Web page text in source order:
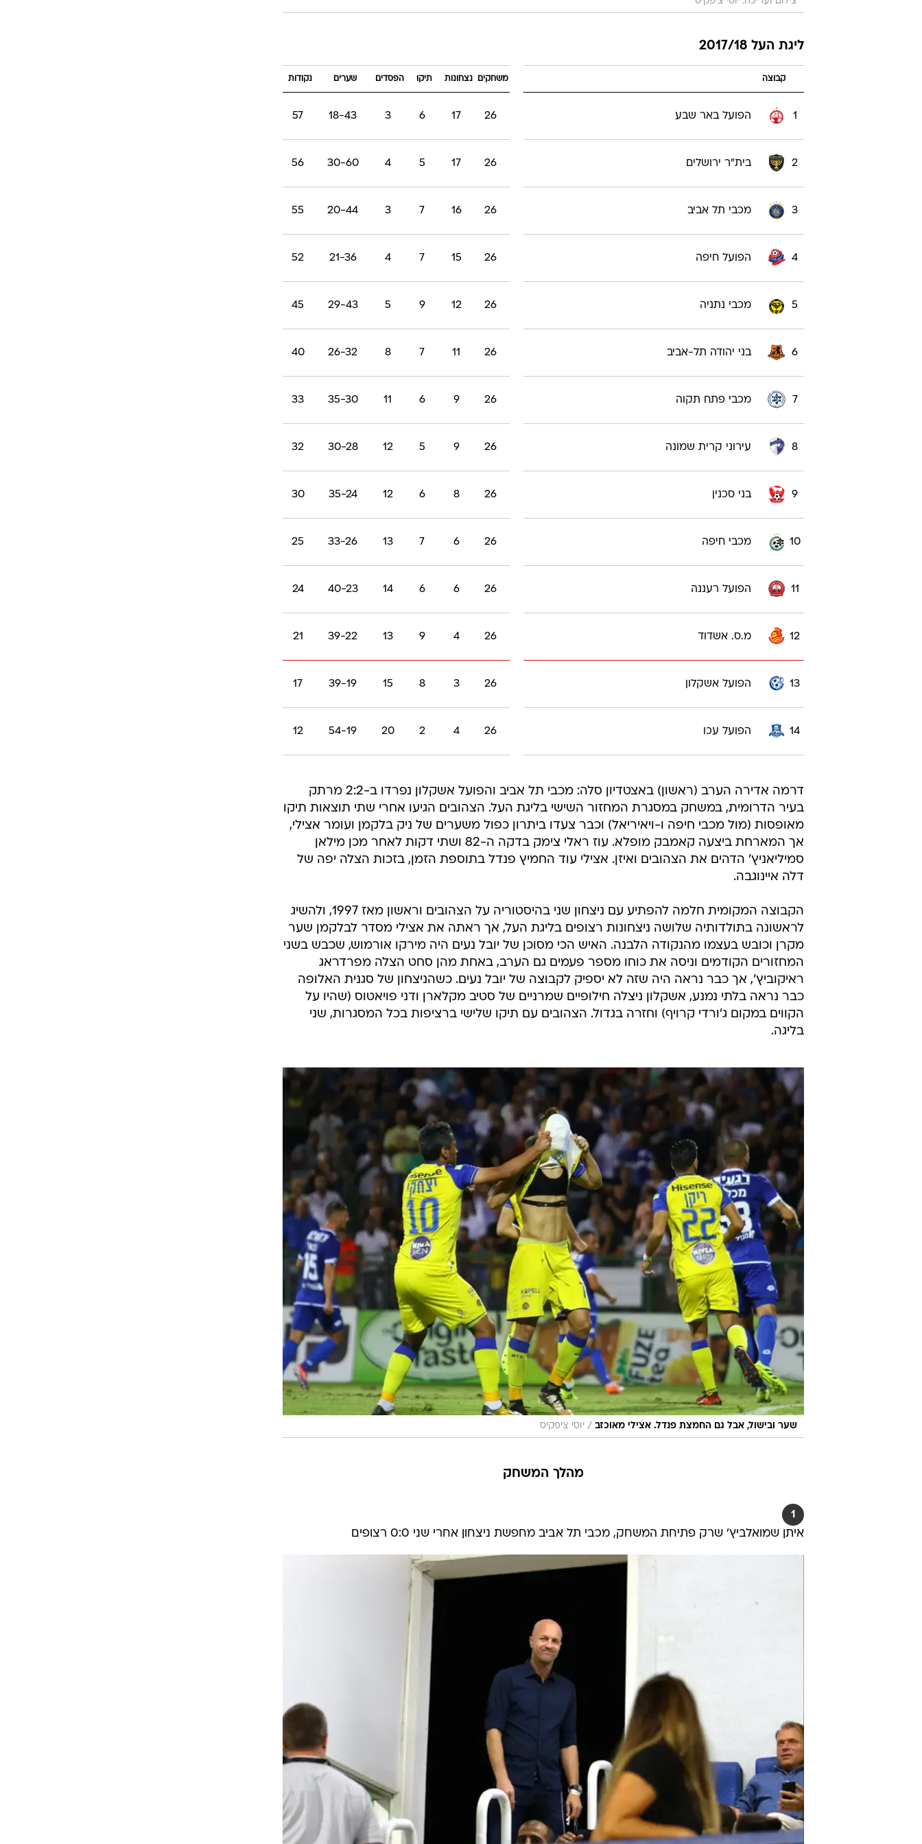
ליגת העל 2017/18
קבוצה משחקים נצחונות תיקו הפסדים שערים נקודות
1 הפועל באר שבע 26
17
6
3
18-43
57
2 בית"ר ירושלים 26
17
5
4
30-60
56
3 מכבי תל אביב 26
16
7
3
20-44
55
4 הפועל חיפה 26
15
7
4
21-36
52
5 מכבי נתניה 26
12
9
5
29-43
45
6 בני יהודה תל-אביב 26
11
7
8
26-32
40
7 מכבי פתח תקוה 26
9
6
11
35-30
33
8 עירוני קרית שמונה 26
9
5
12
30-28
32
9 בני סכנין 26
8
6
12
35-24
30
10 מכבי חיפה 26
6
7
13
33-26
25
11 הפועל רעננה 26
6
6
14
40-23
24
12 מ.ס. אשדוד 26
4
9
13
39-22
21
13 הפועל אשקלון 26
3
8
15
39-19
17
14 הפועל עכו 26
4
2
20
54-19
12
דרמה אדירה הערב (ראשון) באצטדיון סלה: מכבי תל אביב והפועל אשקלון נפרדו ב-2:2 מרתק
בעיר הדרומית, במשחק במסגרת המחזור השישי בליגת העל. הצהובים הגיעו אחרי שתי תוצאות תיקו
מאופסות (מול מכבי חיפה ו-ויאיריאל) וכבר צעדו ביתרון כפול משערים של ניק בלקמן ועומר אצילי,
אך המארחת ביצעה קאמבק מופלא. עוז ראלי צימק בדקה ה-82 ושתי דקות לאחר מכן מילאן
סמיליאניץ' הדהים את הצהובים ואיזן. אצילי עוד החמיץ פנדל בתוספת הזמן, בזכות הצלה יפה של
דלה איינוגבה.
הקבוצה המקומית חלמה להפתיע עם ניצחון שני בהיסטוריה על הצהובים וראשון מאז 1997, ולהשיג
לראשונה בתולדותיה שלושה ניצחונות רצופים בליגת העל, אך ראתה את אצילי מסדר לבלקמן שער
מקרן וכובש בעצמו מהנקודה הלבנה. האיש הכי מסוכן של יובל נעים היה מירקו אורמוש, שכבש בשני
המחזורים הקודמים וניסה את כוחו מספר פעמים גם הערב, באחת מהן סחט הצלה מפרדראג
ראיקוביץ', אך כבר נראה היה שזה לא יספיק לקבוצה של יובל נעים. כשהניצחון של סגנית האלופה
כבר נראה בלתי נמנע, אשקלון ניצלה חילופיים שמרניים של סטיב מקלארן ודני פויאטוס (שהיו על
הקווים במקום ג'ורדי קרויף) וחזרה בגדול. הצהובים עם תיקו שלישי ברציפות בכל המסגרות, שני
בליגה.
שער ובישול, אבל גם החמצת פנדל. אצילי מאוכזב / יוסי ציפקיס
מהלך המשחק
1
איתן שמואלביץ' שרק פתיחת המשחק, מכבי תל אביב מחפשת ניצחון אחרי שני 0:0 רצופים